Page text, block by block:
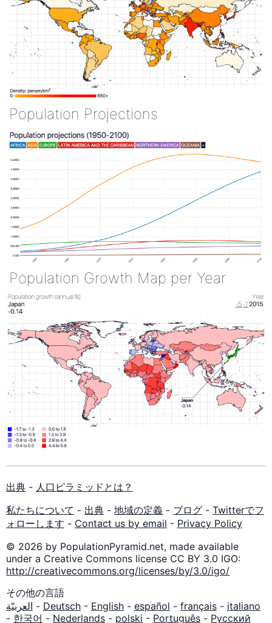
Population Projections
Population Growth Map per Year
出典 - 人口ピラミッドとは？
私たちについて - 出典 - 地域の定義 - ブログ - Twitterでフ
ォローします - Contact us by email - Privacy Policy
© 2026 by PopulationPyramid.net, made available
under a Creative Commons license CC BY 3.0 IGO:
http://creativecommons.org/licenses/by/3.0/igo/
その他の言語
العربيّة - Deutsch - English - español - français - italiano
- 한국어 - Nederlands - polski - Português - Русский